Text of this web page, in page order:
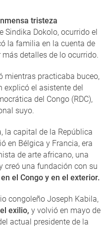
tristeza
Sindika Dokolo, ocurrido el
la familia en la cuenta de
detalles de lo ocurrido.
mientras practicaba buceo,
explicó el asistente del
del Congo (RDC),
suyo.
la capital de la República
en Bélgica y Francia, era
de arte africano, una
creó una fundación con su
el Congo y en el exterior.
congoleño Joseph Kabila,
exilio, y volvió en mayo de
actual presidente de la